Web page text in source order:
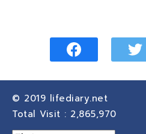
© 2019 lifediary.net
Total Visit : 2,865,970